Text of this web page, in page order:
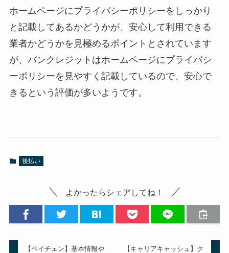
ホームページにプライバシーポリシーをしっかり
と記載してあるかどうかが、安心して利用できる
業者かどうかを見極めるポイントとされています
が、バンクレジットはホームページにプライバシ
ーポリシーを見やすく記載しているので、安心で
きるという評価が多いようです。
後払い
よかったらシェアしてね！
【ペイチェン】基本情報や
【キャリアキャッシュ】ク